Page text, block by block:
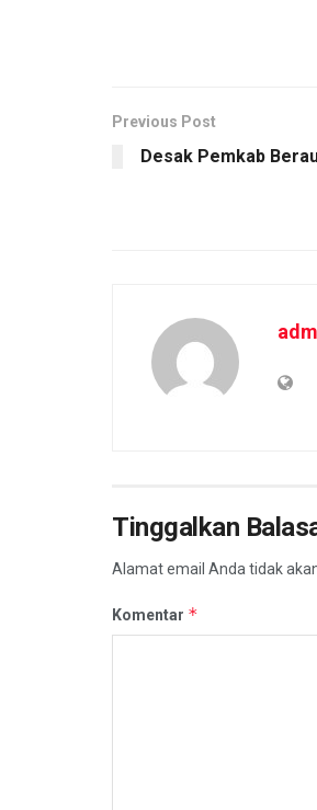
Previous Post
Desak Pemkab
Tinggalkan
Alamat email Anda tidak
Komentar *